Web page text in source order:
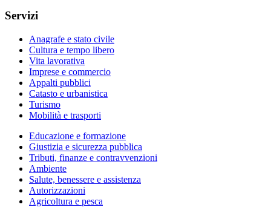
Servizi
Anagrafe e stato civile
Cultura e tempo libero
Vita lavorativa
Imprese e commercio
Appalti pubblici
Catasto e urbanistica
Turismo
Mobilità e trasporti
Educazione e formazione
Giustizia e sicurezza pubblica
Tributi, finanze e contravvenzioni
Ambiente
Salute, benessere e assistenza
Autorizzazioni
Agricoltura e pesca